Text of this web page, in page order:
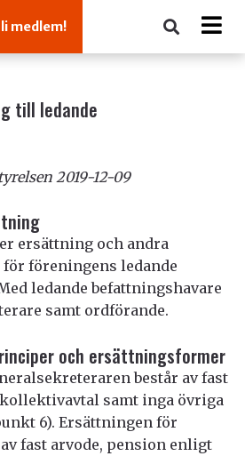
medlem!
till ledande
2019-12-09
ersättning och andra
föreningens ledande
ledande befattningshavare
samt ordförande.
och ersättningsformer
består av fast
samt inga övriga
6). Ersättningen för
fast arvode, pension enligt